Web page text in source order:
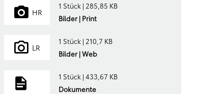
HR
1 Stück | 285,85 KB
Bilder | Print
LR
1 Stück | 210,7 KB
Bilder | Web
1 Stück | 433,67 KB
Dokumente